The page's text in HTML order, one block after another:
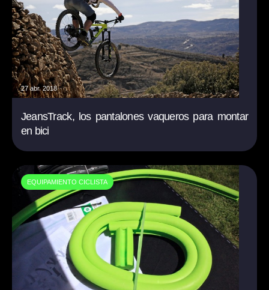
27 abr. 2018
JeansTrack, los pantalones vaqueros para montar
en bici
EQUIPAMIENTO CICLISTA